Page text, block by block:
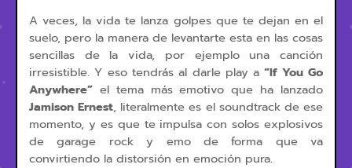
A veces, la vida te lanza golpes que te dejan en el
suelo, pero la manera de levantarte esta en las cosas
sencillas de la vida, por ejemplo una canción
irresistible. Y eso tendrás al darle play a“If You Go
Anywhere” el tema más emotivo que ha lanzado
Jamison Ernest, literalmente es el soundtrack de ese
momento, y es que te impulsa con solos explosivos
de garage rock y emo de forma que va
convirtiendo la distorsión en emoción pura.